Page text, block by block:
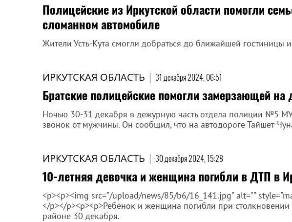
Полицейские из Иркутской области помогли
сломанном автомобиле
Жители Усть-Кута смогли добраться до ближайшей гостиницы
ИРКУТСКАЯ ОБЛАСТЬ | 31 декабря 2024, 06:51
Братские полицейские помогли замерзающей на
Ночью 30-31 декабря в дежурную часть отдела полиции №5
звонок от мужчины. Он сообщил, что на автодороге Тайшет-
ИРКУТСКАЯ ОБЛАСТЬ | 30 декабря 2024, 15:28
10-летняя девочка и женщина погибли в ДТП в
<p><p><img src="/upload/news/85/b6/16_141.jpg" alt=""
</p></p><p><p>Ребёнок и женщина погибли при
районе 30 декабря.